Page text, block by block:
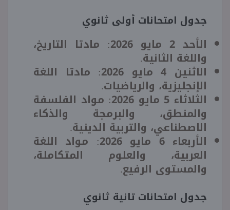
جدول امتحانات أولى ثانوي
الأحد 2 مايو 2026: مادتا التاريخ،
واللغة الثانية.
الاثنين 4 مايو 2026: مادتا اللغة
الإنجليزية، والرياضيات.
الثلاثاء 5 مايو 2026: مواد الفلسفة
والمنطق، والبرمجة والذكاء
الاصطناعي، والتربية الدينية.
الأربعاء 6 مايو 2026: مواد اللغة
العربية، والعلوم المتكاملة،
والمستوى الرفيع.
جدول امتحانات تانية ثانوي